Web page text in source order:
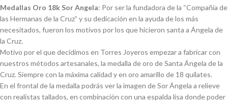
Medallas Oro 18k Sor Angela: Por ser la fundadora de la “Compañía de
las Hermanas de la Cruz” y su dedicación en la ayuda de los más
necesitados, fueron los motivos por los que hicieron santa a Ángela de
la Cruz.
Motivo por el que decidimos en Torres Joyeros empezar a fabricar con
nuestros métodos artesanales, la medalla de oro de Santa Ángela de la
Cruz. Siempre con la máxima calidad y en oro amarillo de 18 quilates.
En el frontal de la medalla podrás ver la imagen de Sor Ángela a relieve
con realistas tallados, en combinación con una espalda lisa donde poder